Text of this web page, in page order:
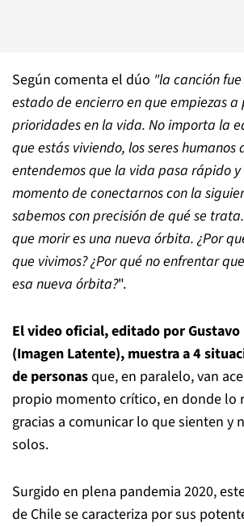
Según comenta el dúo "la canción
estado de encierro en que empiezas a
prioridades en la vida. No importa la
que estás viviendo, los seres humanos
entendemos que la vida pasa rápido y
momento de conectarnos con la
sabemos con precisión de qué se
que morir es una nueva órbita. ¿Por
que vivimos? ¿Por qué no enfrentar
esa nueva órbita?".
El video oficial, editado por Gustavo
(Imagen Latente), muestra a 4
de personasque, en paralelo, van
propio momento crítico, en donde lo
gracias a comunicar lo que sienten y
solos.
Surgido en plena pandemia 2020,
de Chile se caracteriza por sus